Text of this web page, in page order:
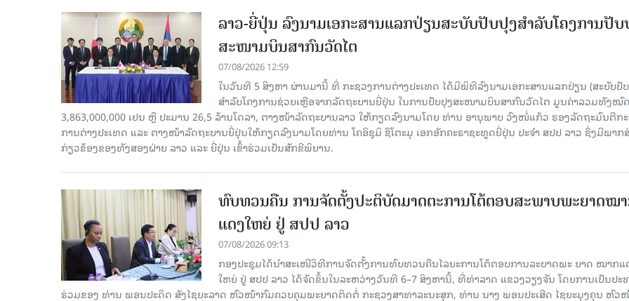
ລາວ-ຍີ່ປຸ່ນ ລົງນາມເອກະສານແລກປ່ຽນສະບັບປັບປຸງສໍາລັບໂຄງການປັ
ສະໜາມບິນສາກົນວັດໄຕ
07/08/2026 12:59
ໃນວັນທີ 5 ສິງຫາ ຜ່ານມານີ້ ທີ່ ກະຊວງການຕ່າງປະເທດ ໄດ້ມີພິທີລົງນາມເອກະສານແລກປ່ຽນ (ສະບັບປັ
ສໍາລັບໂຄງການຊ່ວຍເຫຼືອຈາກລັດຖະບານຍີ່ປຸ່ນ ໃນການປັບປຸງສະໜາມບິນສາກົນວັດໄຕ ມູນຄ່າລວມທັງໝົ
3,863,000,000 ເຢນ ຫຼື ປະມານ 26,5 ລ້ານໂດລາ, ຕາງໜ້າລັດຖະບານລາວ ໃຫ້ກຽດລົງນາມໂດຍ ທ່ານ ອານຸພາບ ວົງໜໍ່ແກ້ວ ຮອງລັດຖະມົນຕີກ
ການຕ່າງປະເທດ ແລະ ຕາງໜ້າລັດຖະບານຍີ່ປຸ່ນໃຫ້ກຽດລົງນາມໂດຍທ່ານ ໂຄອິຊຸມິ ຊຶໂຕະມຸ ເອກອັກຄະຣາຊະທູດຍີ່ປຸ່ນ ປະຈໍາ ສປປ ລາວ ຊຶ່ງມີພາກ
ກ່ຽວຂ້ອງຂອງທັງສອງຝ່າຍ ລາວ ແລະ ຍີ່ປຸ່ນ ເຂົ້າຮ່ວມເປັນສັກຂີພິຍານ.
ທົບທວນຄືນ ການຈັດຕັ້ງປະຕິບັດມາດຕະການໂຕ້ຕອບສະພາບພະຍາດໝ
ແດງໃຫຍ່ ຢູ່ ສປປ ລາວ
07/08/2026 09:13
ກອງປະຊຸມໄດ້ນຳສະເໜີວິທີການຈັດຕັ້ງການທົບທວນຄືນໄລຍະການໂຕ້ຕອບການລະບາດພະ ຍາດ ໝາກແ
ໃຫຍ່ ຢູ່ ສປປ ລາວ ໄດ້ຈັດຂຶ້ນໃນລະຫວ່າງວັນທີ 6–7 ສິງຫານີ້, ທີ່ທ່າລາດ ແຂວງວຽງຈັນ ໂດຍການເປັນປະ
ຮ່ວມຂອງ ທ່ານ ພອນປະດິດ ສັງໄຊຍະລາດ ຫົວໜ້າກົມຄວບຄຸມພະຍາດຕິດຕໍ່ ກະຊວງສາທາລະນະສຸກ, ທ່ານ ນາງ ພອນປະເສີດ ໄຊຍະມຸງຄຸນ ຫົວ